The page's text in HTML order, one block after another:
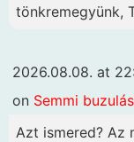
tönkremegyünk,
2026.08.08. at
on Semmi
Azt ismered? Az